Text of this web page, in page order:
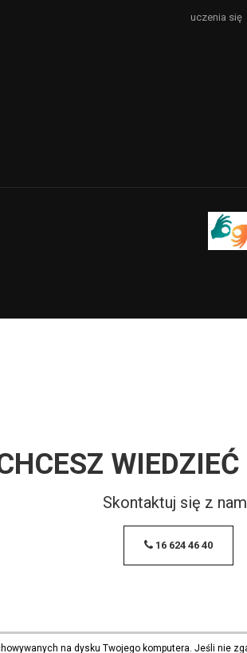
uczenia się
Skontaktuj się z
16 624 46 40
na dysku Twojego komputera. Jeśli nie